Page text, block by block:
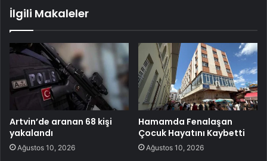
İlgili Makaleler
Artvin’de aranan 68 kişi
yakalandı
Ağustos 10, 2026
Hamamda Fenalaşan
Çocuk Hayatını Kaybetti
Ağustos 10, 2026